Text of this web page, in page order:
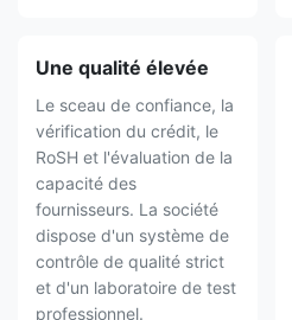
Une qualité élevée
Le sceau de confiance, la
vérification du crédit, le
RoSH et l'évaluation de la
capacité des
fournisseurs. La société
dispose d'un système de
contrôle de qualité strict
et d'un laboratoire de test
professionnel.